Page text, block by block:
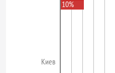
Киев
10%